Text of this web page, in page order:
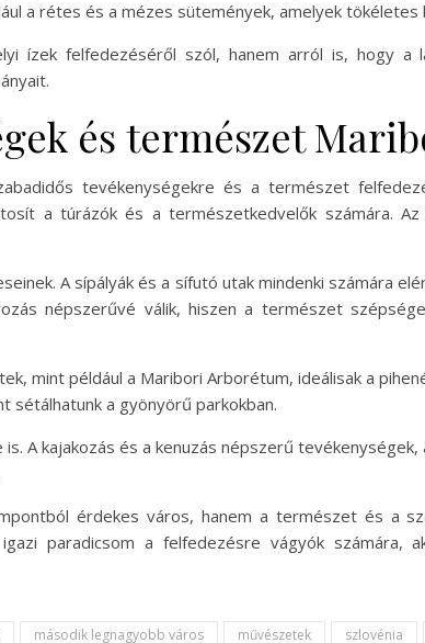
a rétes és a mézes sütemények, amelyek
ízek felfedezéséről szól, hanem arról is, hogy a
és természet
tevékenységekre és a természet
a túrázók és a természetkedvelők számára.
A sípályák és a sífutó utak mindenki számára
népszerűvé válik, hiszen a természet
mint például a Maribori Arborétum, ideálisak a
sétálhatunk a gyönyörű parkokban.
A kajakozás és a kenuzás népszerű
érdekes város, hanem a természet és a
paradicsom a felfedezésre vágyók számára,
második legnagyobb város művészetek szlovénia